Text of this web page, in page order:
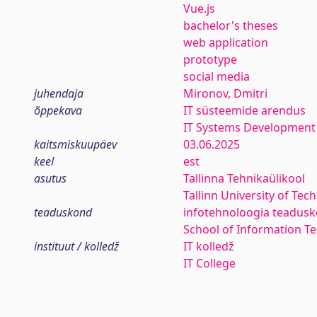
Vue.js
bachelor's theses
web application
prototype
social media
juhendaja
Mironov, Dmitri
õppekava
IT süsteemide arendus
IT Systems Development
kaitsmiskuupäev
03.06.2025
keel
est
asutus
Tallinna Tehnikaülikool
Tallinn University of
teaduskond
infotehnoloogia
School of Information
instituut / kolledž
IT kolledž
IT College